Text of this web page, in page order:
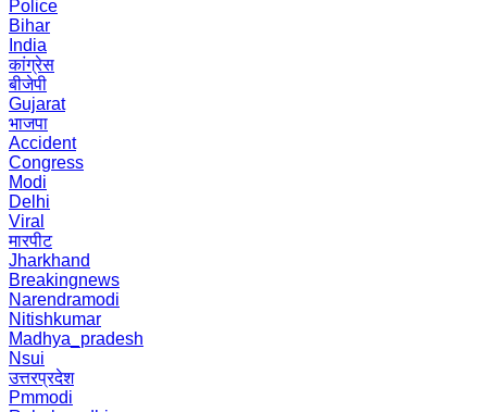
Police
Bihar
India
कांग्रेस
बीजेपी
Gujarat
भाजपा
Accident
Congress
Modi
Delhi
Viral
मारपीट
Jharkhand
Breakingnews
Narendramodi
Nitishkumar
Madhya_pradesh
Nsui
उत्तरप्रदेश
Pmmodi